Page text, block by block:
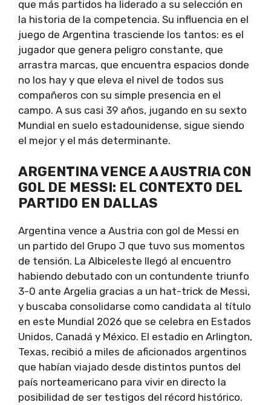
que más partidos ha liderado a su selección en
la historia de la competencia. Su influencia en el
juego de Argentina trasciende los tantos: es el
jugador que genera peligro constante, que
arrastra marcas, que encuentra espacios donde
no los hay y que eleva el nivel de todos sus
compañeros con su simple presencia en el
campo. A sus casi 39 años, jugando en su sexto
Mundial en suelo estadounidense, sigue siendo
el mejor y el más determinante.
ARGENTINA VENCE A AUSTRIA CON
GOL DE MESSI: EL CONTEXTO DEL
PARTIDO EN DALLAS
Argentina vence a Austria con gol de Messi en
un partido del Grupo J que tuvo sus momentos
de tensión. La Albiceleste llegó al encuentro
habiendo debutado con un contundente triunfo
3-0 ante Argelia gracias a un hat-trick de Messi,
y buscaba consolidarse como candidata al título
en este Mundial 2026 que se celebra en Estados
Unidos, Canadá y México. El estadio en Arlington,
Texas, recibió a miles de aficionados argentinos
que habían viajado desde distintos puntos del
país norteamericano para vivir en directo la
posibilidad de ser testigos del récord histórico.